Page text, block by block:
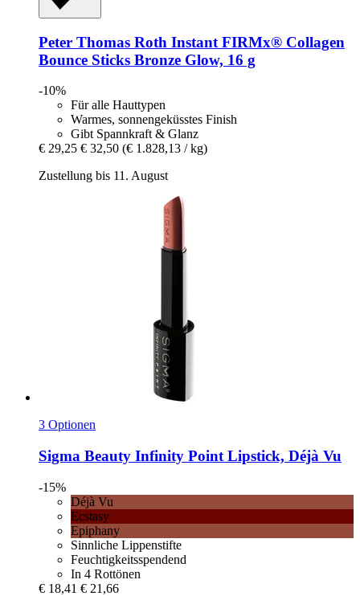
Peter Thomas Roth Instant FIRMx® Collagen
Bounce Sticks Bronze Glow, 16 g
-10%
Für alle Hauttypen
Warmes, sonnengeküsstes Finish
Gibt Spannkraft & Glanz
€ 29,25 € 32,50 (€ 1.828,13 / kg)
Zustellung bis 11. August
3 Optionen
Sigma Beauty Infinity Point Lipstick, Déjà Vu
-15%
Déjà Vu
Ecstasy
Epiphany
Sinnliche Lippenstifte
Feuchtigkeitsspendend
In 4 Rottönen
€ 18,41 € 21,66